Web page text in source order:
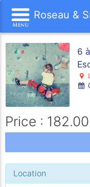
Roseau &
6
Price :
Location